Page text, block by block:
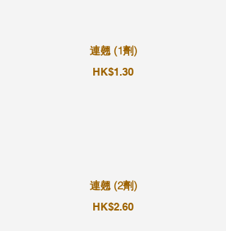
連翹 (1劑)
HK$1.30
連翹 (2劑)
HK$2.60